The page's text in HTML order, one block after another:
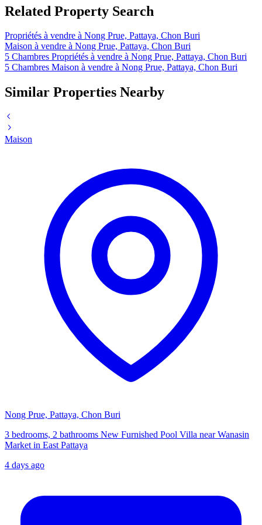
Related Property Search
Propriétés à vendre à Nong Prue, Pattaya, Chon Buri
Maison à vendre à Nong Prue, Pattaya, Chon Buri
5 Chambres Propriétés à vendre à Nong Prue, Pattaya, Chon Buri
5 Chambres Maison à vendre à Nong Prue, Pattaya, Chon Buri
Similar Properties Nearby
Maison
Nong Prue, Pattaya, Chon Buri
3 bedrooms, 2 bathrooms New Furnished Pool Villa near Wanasin
Market in East Pattaya
4 days ago